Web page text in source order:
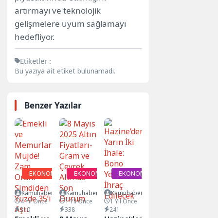
artırmayı ve teknolojik
gelişmelere uyum sağlamayı
hedefliyor.
Etiketler :
Bu yazıya ait etiket bulunamadı.
Benzer Yazılar
EKONOMİ
Kamuhaber365.com
4 Yıl Önce
310
EKONOMİ
Kamuhaber365.com
1 Yıl Önce
338
EKONOMİ
Kamuhaber365.com
1 Yıl Önce
241